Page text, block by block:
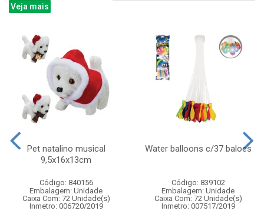
Veja mais
Pet natalino musical
9,5x16x13cm
Código: 840156
Embalagem: Unidade
Caixa Com: 72 Unidade(s)
Inmetro: 006720/2019
Water balloons c/37 baloes
Código: 839102
Embalagem: Unidade
Caixa Com: 72 Unidade(s)
Inmetro: 007517/2019